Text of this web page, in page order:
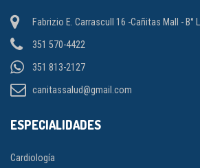
Fabrizio E. Carrascull 16 -Cañitas Mall - B°
351 570-4422
351 813-2127
canitassalud@gmail.com
ESPECIALIDADES
Cardiología